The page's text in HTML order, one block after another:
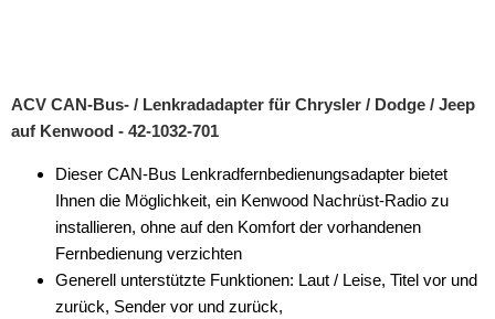
ACV CAN-Bus- / Lenkradadapter für Chrysler / Dodge / Jeep
auf Kenwood - 42-1032-701
Dieser CAN-Bus Lenkradfernbedienungsadapter bietet
Ihnen die Möglichkeit, ein Kenwood Nachrüst-Radio zu
installieren, ohne auf den Komfort der vorhandenen
Fernbedienung verzichten
Generell unterstützte Funktionen: Laut / Leise, Titel vor und
zurück, Sender vor und zurück,